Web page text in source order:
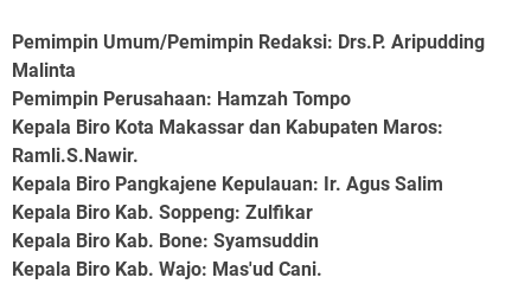
Pemimpin Umum/Pemimpin Redaksi: Drs.P. Aripudding
Malinta
Pemimpin Perusahaan: Hamzah Tompo
Kepala Biro Kota Makassar dan Kabupaten Maros:
Ramli.S.Nawir.
Kepala Biro Pangkajene Kepulauan: Ir. Agus Salim
Kepala Biro Kab. Soppeng: Zulfikar
Kepala Biro Kab. Bone: Syamsuddin
Kepala Biro Kab. Wajo: Mas'ud Cani.